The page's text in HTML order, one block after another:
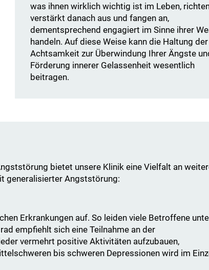
was ihnen wirklich wichtig ist im Leben,
verstärkt danach aus und fangen an,
dementsprechend engagiert im Sinne ihrer
handeln. Auf diese Weise kann die Haltung der
Achtsamkeit zur Überwindung Ihrer Ängste
Förderung innerer Gelassenheit wesentlich
beitragen.
bietet unsere Klinik eine Vielfalt an
generalisierter Angststörung:
Erkrankungen auf. So leiden viele Betroffene
empfiehlt sich eine Teilnahme an der
vermehrt positive Aktivitäten aufzubauen,
bis schweren Depressionen wird im